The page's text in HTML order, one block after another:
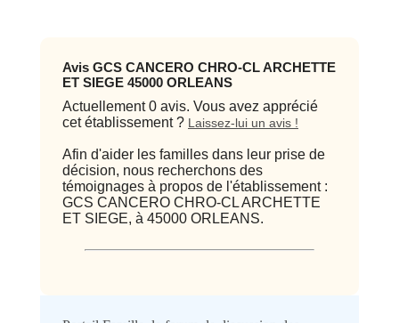
Avis GCS CANCERO CHRO-CL ARCHETTE
ET SIEGE 45000 ORLEANS
Actuellement 0 avis. Vous avez apprécié
cet établissement ? Laissez-lui un avis !
Afin d'aider les familles dans leur prise de
décision, nous recherchons des
témoignages à propos de l'établissement :
GCS CANCERO CHRO-CL ARCHETTE
ET SIEGE, à 45000 ORLEANS.